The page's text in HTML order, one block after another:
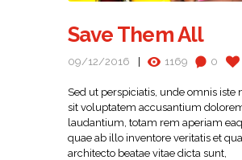
Save Them All
09/12/2016 1169 0
Sed ut perspiciatis, unde omnis iste
sit voluptatem accusantium
laudantium, totam rem aperiam
quae ab illo inventore veritatis et
architecto beatae vitae dicta sunt,